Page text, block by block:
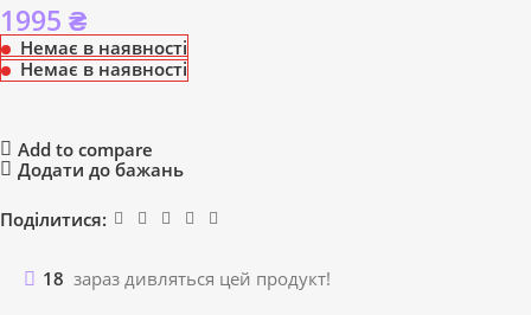
1995 ₴
Немає в наявності
Немає в наявності
Add to compare
Додати до бажань
Поділитися:
18 зараз дивляться цей продукт!